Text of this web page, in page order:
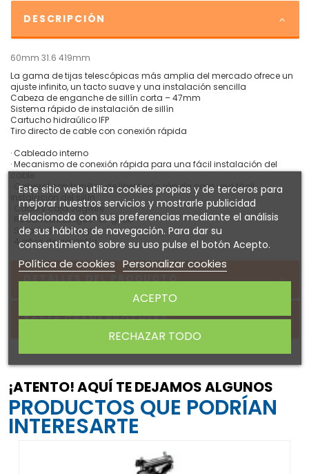
DESCRIPCIÓN
60mm 31.6 419mm
La gama de tijas telescópicas más amplia del mercado ofrece un
ajuste infinito, un tacto suave y una instalación sencilla
Cabeza de enganche de sillín corta – 47mm
Sistema rápido de instalación de sillín
Cartucho hidraúlico IFP
Tiro directo de cable con conexión rápida
· Cableado interno
· Mecanismo de conexión rápida para una fácil instalación del
cable
· Cabezal con tornillos de liberación rápida para una fácil
instalación del sillín
· Cable y caja Jagwire
· Rodamientos igus® LL-glide
· Sellado Trelleborg®
· 4 años de garantía
DETALLES DEL PRODUCTO
Sobre CRANKBROTHERS
¡ATENTO! AQUÍ TE DEJAMOS ALGUNOS
PRODUCTOS QUE PODRÍAN
INTERESARTE
Este sitio web utiliza cookies propias y de terceros para
mejorar nuestros servicios y mostrarle publicidad
relacionada con sus preferencias mediante el análisis
de sus hábitos de navegación. Para dar su
consentimiento sobre su uso pulse el botón Acepto.
Política de cookies Personalizar cookies
RECHAZAR TODO
ACEPTO